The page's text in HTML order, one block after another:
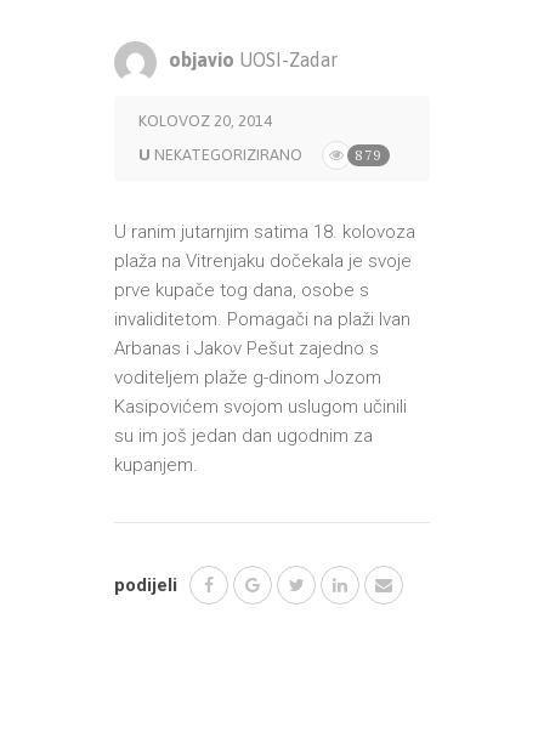
objavio UOSI-Zadar
KOLOVOZ 20, 2014
U NEKATEGORIZIRANO 879
U ranim jutarnjim satima 18. kolovoza
plaža na Vitrenjaku dočekala je svoje
prve kupače tog dana, osobe s
invaliditetom. Pomagači na plaži Ivan
Arbanas i Jakov Pešut zajedno s
voditeljem plaže g-dinom Jozom
Kasipovićem svojom uslugom učinili
su im još jedan dan ugodnim za
kupanjem.
podijeli